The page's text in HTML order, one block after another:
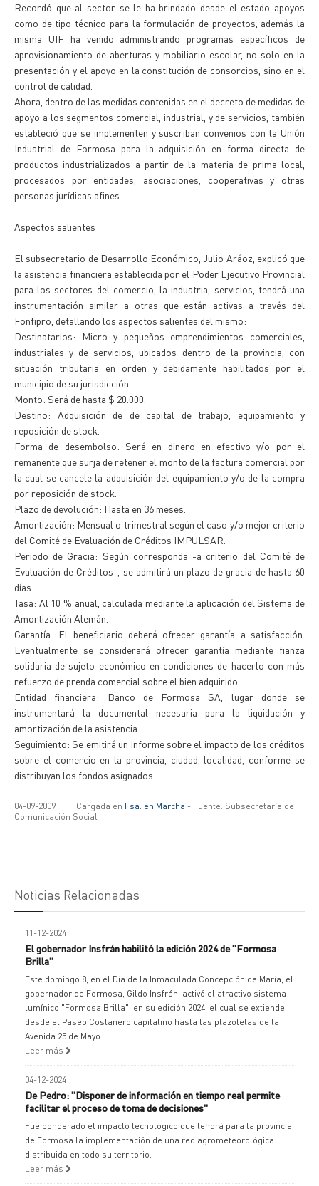
Recordó que al sector se le ha brindado desde el estado apoyos
como de tipo técnico para la formulación de proyectos, además la
misma UIF ha venido administrando programas específicos de
aprovisionamiento de aberturas y mobiliario escolar, no solo en la
presentación y el apoyo en la constitución de consorcios, sino en el
control de calidad.
Ahora, dentro de las medidas contenidas en el decreto de medidas de
apoyo a los segmentos comercial, industrial, y de servicios, también
estableció que se implementen y suscriban convenios con la Unión
Industrial de Formosa para la adquisición en forma directa de
productos industrializados a partir de la materia de prima local,
procesados por entidades, asociaciones, cooperativas y otras
personas jurídicas afines.
Aspectos salientes
El subsecretario de Desarrollo Económico, Julio Aráoz, explicó que
la asistencia financiera establecida por el Poder Ejecutivo Provincial
para los sectores del comercio, la industria, servicios, tendrá una
instrumentación similar a otras que están activas a través del
Fonfipro, detallando los aspectos salientes del mismo:
Destinatarios: Micro y pequeños emprendimientos comerciales,
industriales y de servicios, ubicados dentro de la provincia, con
situación tributaria en orden y debidamente habilitados por el
municipio de su jurisdicción.
Monto: Será de hasta $ 20.000.
Destino: Adquisición de de capital de trabajo, equipamiento y
reposición de stock.
Forma de desembolso: Será en dinero en efectivo y/o por el
remanente que surja de retener el monto de la factura comercial por
la cual se cancele la adquisición del equipamiento y/o de la compra
por reposición de stock.
Plazo de devolución: Hasta en 36 meses.
Amortización: Mensual o trimestral según el caso y/o mejor criterio
del Comité de Evaluación de Créditos IMPULSAR.
Periodo de Gracia: Según corresponda -a criterio del Comité de
Evaluación de Créditos-, se admitirá un plazo de gracia de hasta 60
días.
Tasa: Al 10 % anual, calculada mediante la aplicación del Sistema de
Amortización Alemán.
Garantía: El beneficiario deberá ofrecer garantía a satisfacción.
Eventualmente se considerará ofrecer garantía mediante fianza
solidaria de sujeto económico en condiciones de hacerlo con más
refuerzo de prenda comercial sobre el bien adquirido.
Entidad financiera: Banco de Formosa SA, lugar donde se
instrumentará la documental necesaria para la liquidación y
amortización de la asistencia.
Seguimiento: Se emitirá un informe sobre el impacto de los créditos
sobre el comercio en la provincia, ciudad, localidad, conforme se
distribuyan los fondos asignados.
04-09-2009 | Cargada en Fsa. en Marcha - Fuente: Subsecretaría de
Comunicación Social
Noticias Relacionadas
11-12-2024
El gobernador Insfrán habilitó la edición 2024 de "Formosa
Brilla"
Este domingo 8, en el Día de la Inmaculada Concepción de María, el
gobernador de Formosa, Gildo Insfrán, activó el atractivo sistema
lumínico "Formosa Brilla", en su edición 2024, el cual se extiende
desde el Paseo Costanero capitalino hasta las plazoletas de la
Avenida 25 de Mayo.
Leer más
04-12-2024
De Pedro: "Disponer de información en tiempo real permite
facilitar el proceso de toma de decisiones"
Fue ponderado el impacto tecnológico que tendrá para la provincia
de Formosa la implementación de una red agrometeorológica
distribuida en todo su territorio.
Leer más